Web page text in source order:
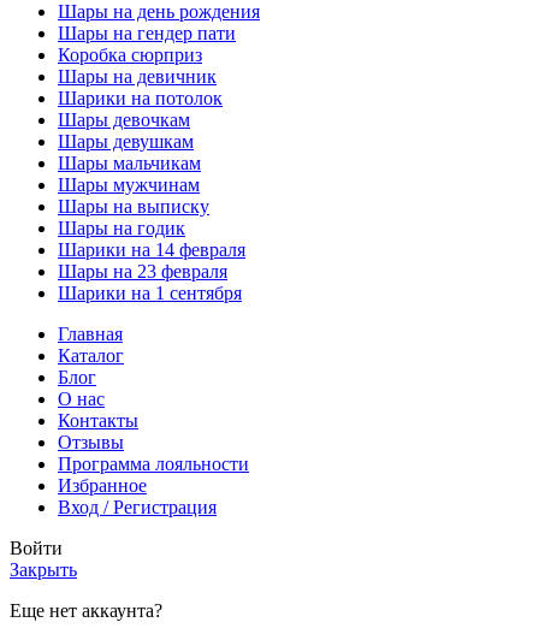
Шары на день рождения
Шары на гендер пати
Коробка сюрприз
Шары на девичник
Шарики на потолок
Шары девочкам
Шары девушкам
Шары мальчикам
Шары мужчинам
Шары на выписку
Шары на годик
Шарики на 14 февраля
Шары на 23 февраля
Шарики на 1 сентября
Главная
Каталог
Блог
О нас
Контакты
Отзывы
Программа лояльности
Избранное
Вход / Регистрация
Войти
Закрыть
Еще нет аккаунта?